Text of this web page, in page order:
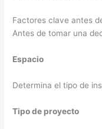
Factores clave antes
Antes de tomar una
Espacio
Determina el tipo de
Tipo de proyecto